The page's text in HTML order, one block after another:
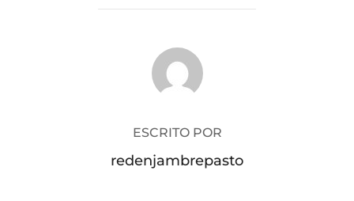
AUTOR DE LA PUBLICACIÓN
ESCRITO POR
redenjambrepasto